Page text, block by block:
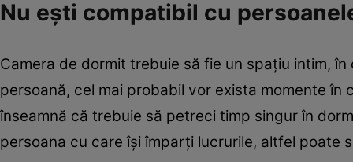
Nu eşti compatibil cu
Camera de dormit trebuie să fie un spaţiu intim,
persoană, cel mai probabil vor exista momente
înseamnă că trebuie să petreci timp singur în
persoana cu care îşi împarţi lucrurile, altfel poate